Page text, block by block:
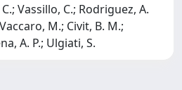
Vassillo, C.; Rodriguez, A.
M.; Civit, B. M.;
A. P.; Ulgiati, S.